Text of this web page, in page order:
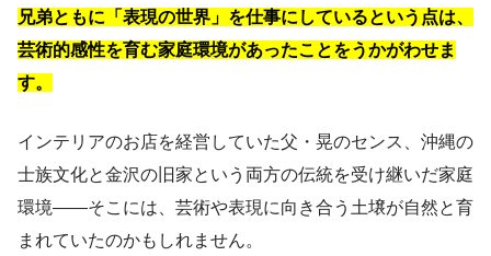
兄弟ともに「表現の世界」を仕事にしているという点は、
芸術的感性を育む家庭環境があったことをうかがわせま
す。
インテリアのお店を経営していた父・晃のセンス、沖縄の
士族文化と金沢の旧家という両方の伝統を受け継いだ家庭
環境——そこには、芸術や表現に向き合う土壌が自然と育
まれていたのかもしれません。